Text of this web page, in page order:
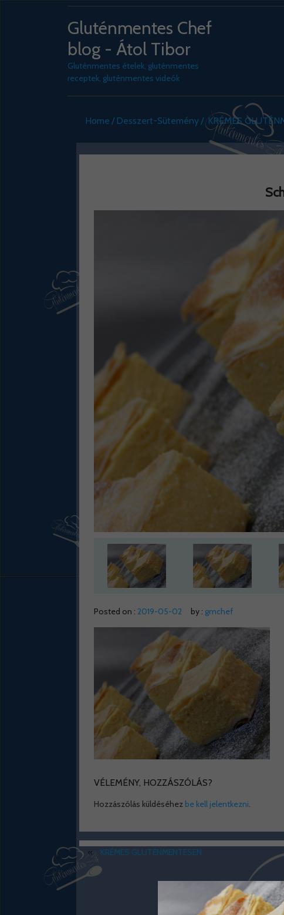
Gluténmentes Chef
blog - Átol Tibor
Gluténmentes ételek, gluténmentes
receptek, gluténmentes videók
Home Desszert-Sütemény KRÉMES
Posted on : 2019-05-02 by : gmchef
VÉLEMÉNY, HOZZÁSZÓLÁS?
Hozzászólás küldéséhez be kell jelentkezni
« KRÉMES GLUTÉNMENTESEN